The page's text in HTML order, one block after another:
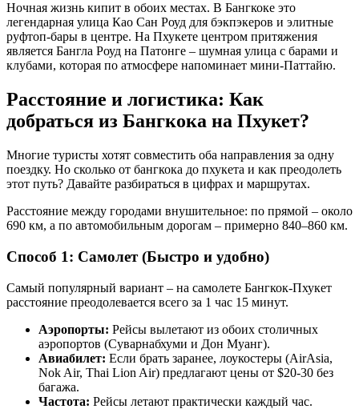
Ночная жизнь кипит в обоих местах. В Бангкоке это
легендарная улица Као Сан Роуд для бэкпэкеров и элитные
руфтоп-бары в центре. На Пхукете центром притяжения
является Бангла Роуд на Патонге – шумная улица с барами и
клубами, которая по атмосфере напоминает мини-Паттайю.
Расстояние и логистика: Как
добраться из Бангкока на Пхукет?
Многие туристы хотят совместить оба направления за одну
поездку. Но сколько от бангкока до пхукета и как преодолеть
этот путь? Давайте разбираться в цифрах и маршрутах.
Расстояние между городами внушительное: по прямой – около
690 км, а по автомобильным дорогам – примерно 840–860 км.
Способ 1: Самолет (Быстро и удобно)
Самый популярный вариант – на самолете Бангкок-Пхукет
расстояние преодолевается всего за 1 час 15 минут.
Аэропорты: Рейсы вылетают из обоих столичных
аэропортов (Суварнабхуми и Дон Муанг).
Авиабилет: Если брать заранее, лоукостеры (AirAsia,
Nok Air, Thai Lion Air) предлагают цены от $20-30 без
багажа.
Частота: Рейсы летают практически каждый час.